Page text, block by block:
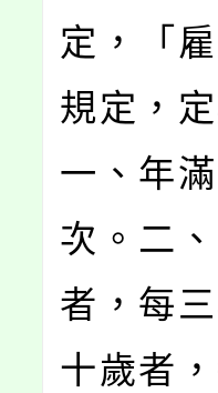
定，「
規定，
一、年
次。二
者，每
十歲者